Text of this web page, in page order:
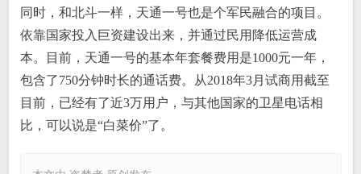
同时，和北斗一样，天通一号也是个军民融合的项目。
依靠国家投入巨资建设出来，并通过民用降低运营成
本。目前，天通一号的基本年套餐费用是1000元一年，
包含了750分钟时长的通话费。从2018年3月试商用截至
目前，已经有了近3万用户，与其他国家的卫星电话相
比，可以说是“白菜价”了。